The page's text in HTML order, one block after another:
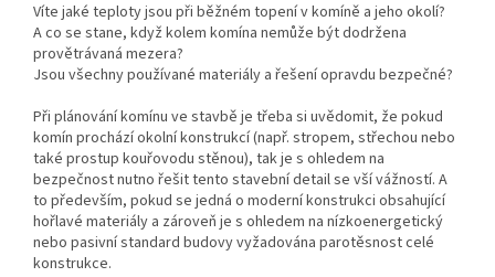
Víte jaké teploty jsou při běžném topení v komíně a jeho okolí?
A co se stane, když kolem komína nemůže být dodržena
provětrávaná mezera?
Jsou všechny používané materiály a řešení opravdu bezpečné?
Při plánování komínu ve stavbě je třeba si uvědomit, že pokud
komín prochází okolní konstrukcí (např. stropem, střechou nebo
také prostup kouřovodu stěnou), tak je s ohledem na
bezpečnost nutno řešit tento stavební detail se vší vážností. A
to především, pokud se jedná o moderní konstrukci obsahující
hořlavé materiály a zároveň je s ohledem na nízkoenergetický
nebo pasivní standard budovy vyžadována parotěsnost celé
konstrukce.